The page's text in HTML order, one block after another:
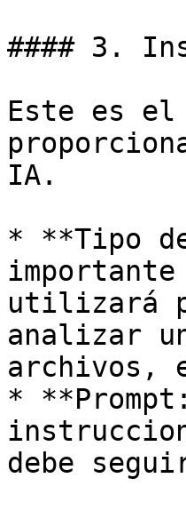
#### 3.
Este es el
IA.
* **Tipo
utilizará
analizar
archivos,
*
debe